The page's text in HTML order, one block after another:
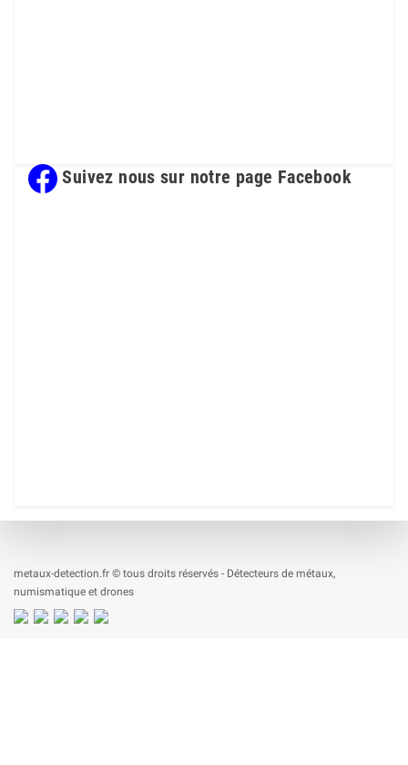
Suivez nous sur notre page Facebook
metaux-detection.fr © tous droits réservés - Détecteurs de métaux,
numismatique et drones